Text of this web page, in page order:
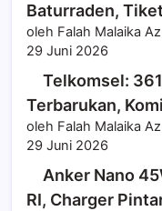
Baturraden,
oleh Falah Malaika
29 Juni 2026
Telkomsel:
Terbarukan,
oleh Falah Malaika
29 Juni 2026
Anker Nano
RI, Charger